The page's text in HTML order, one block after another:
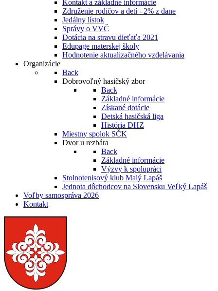
Kontakt a základné informácie
Združenie rodičov a detí - 2% z dane
Jedálny lístok
Správy o VVČ
Dotácia na stravu dieťaťa 2021
Edupage materskej školy
Hodnotenie aktualizačného vzdelávania
Organizácie
Back
Dobrovoľný hasičský zbor
Back
Základné informácie
Získané dotácie
Detská hasičská liga
História DHZ
Miestny spolok SČK
Dvor u rezbára
Back
Základné informácie
Výzvy k spolupráci
Stolnotenisový klub Malý Lapáš
Jednota dôchodcov na Slovensku Veľký Lapáš
Voľby samospráva 2026
Kontakt